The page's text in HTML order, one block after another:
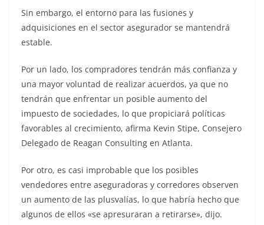
Sin embargo, el entorno para las fusiones y
adquisiciones en el sector asegurador se mantendrá
estable.
Por un lado, los compradores tendrán más confianza y
una mayor voluntad de realizar acuerdos, ya que no
tendrán que enfrentar un posible aumento del
impuesto de sociedades, lo que propiciará políticas
favorables al crecimiento, afirma Kevin Stipe, Consejero
Delegado de Reagan Consulting en Atlanta.
Por otro, es casi improbable que los posibles
vendedores entre aseguradoras y corredores observen
un aumento de las plusvalías, lo que habría hecho que
algunos de ellos «se apresuraran a retirarse», dijo.